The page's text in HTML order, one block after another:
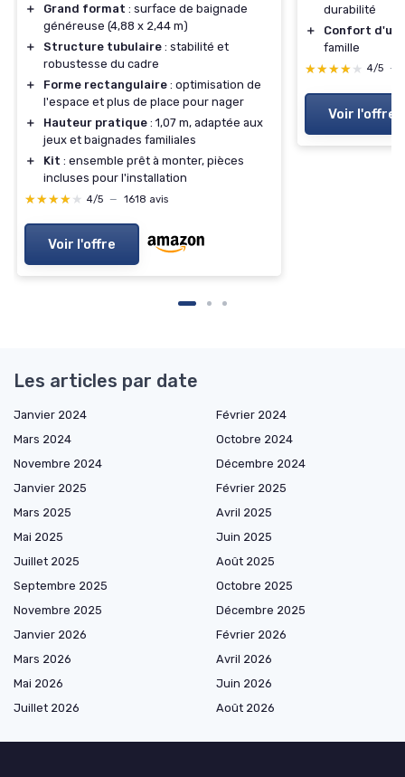
＋ Grand format : surface de baignade
généreuse (4,88 x 2,44 m)
＋
Structure tubulaire : stabilité et
robustesse du cadre
＋
Forme rectangulaire : optimisation de
l'espace et plus de place pour nager
＋
Hauteur pratique : 1,07 m, adaptée aux
jeux et baignades familiales
＋
Kit : ensemble prêt à monter, pièces
incluses pour l'installation
★★★★★
★★★★★ 4/5 — 1618 avis
Voir l'offre
durabilité
＋
Confort
famille
★★★★★
★★★★★ 4/5 —
Voir l'offre
Les articles par date
Janvier 2024
Février 2024
Mars 2024
Octobre 2024
Novembre 2024
Décembre 2024
Janvier 2025
Février 2025
Mars 2025
Avril 2025
Mai 2025
Juin 2025
Juillet 2025
Août 2025
Septembre 2025
Octobre 2025
Novembre 2025
Décembre 2025
Janvier 2026
Février 2026
Mars 2026
Avril 2026
Mai 2026
Juin 2026
Juillet 2026
Août 2026